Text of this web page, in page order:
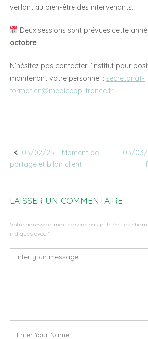
veillant au bien-être des intervenants.
Deux sessions sont prévues cette
octobre.
N’hésitez pas contacter l’Institut pour
maintenant votre personnel : secretariat-
formation@medicoop-france.fr
Post
03/02/25 – Moment de
partage et bilan client
03/03/
LAISSER UN COMMENTAIRE
Votre adresse e-mail ne sera pas publiée. Les
indiqués avec *
Commentaire
Nom